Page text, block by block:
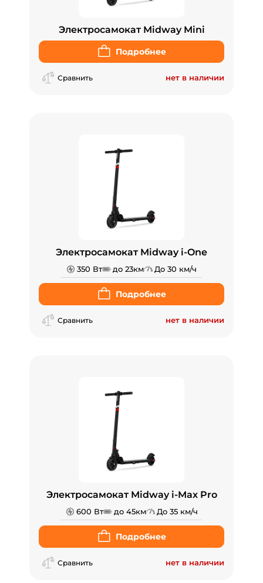
Электросамокат Midway Mini
Подробнее
Сравнить нет в наличии
Электросамокат Midway i-One
350 Вт до 23км До 30 км/ч
Подробнее
Сравнить нет в наличии
Электросамокат Midway i-Max Pro
600 Вт до 45км До 35 км/ч
Подробнее
Сравнить нет в наличии